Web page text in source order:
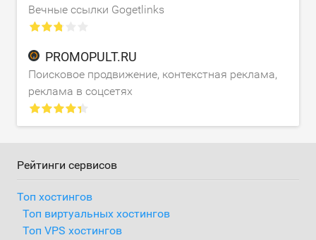
Вечные ссылки Gogetlinks
PROMOPULT.RU
Поисковое продвижение, контекстная реклама,
реклама в соцсетях
Рейтинги сервисов
Топ хостингов
Топ виртуальных хостингов
Топ VPS хостингов